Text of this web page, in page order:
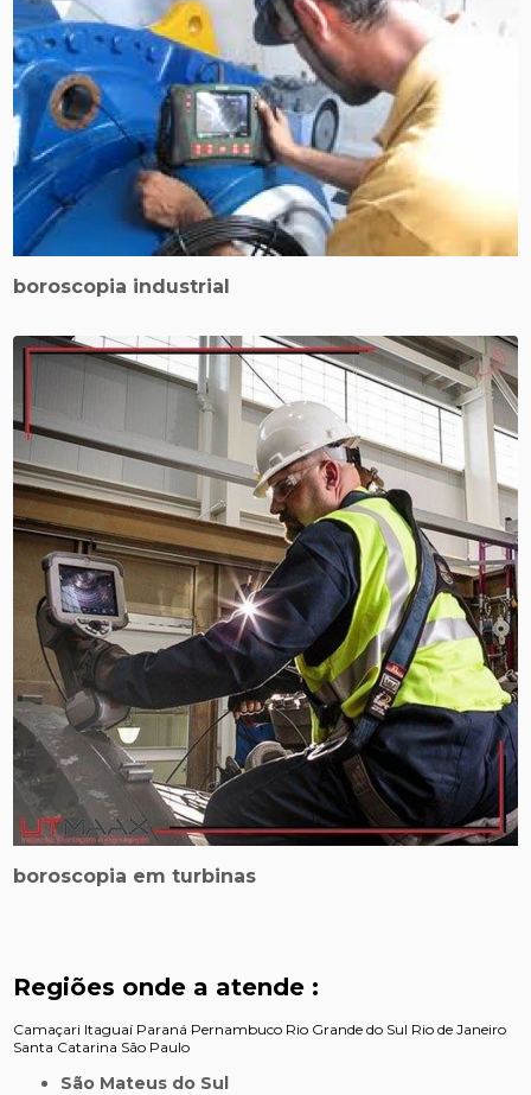
boroscopia industrial
boroscopia em turbinas
Regiões onde a atende :
Camaçari Itaguaí Paraná Pernambuco Rio Grande do Sul Rio de Janeiro
Santa Catarina São Paulo
São Mateus do Sul